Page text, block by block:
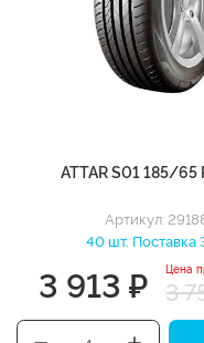
ATTAR S01 185/65
Артикул:
40 шт. Поставка
3 913 ₽ Цена
3